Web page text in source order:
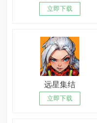
立即下载
远星集结
立即下载